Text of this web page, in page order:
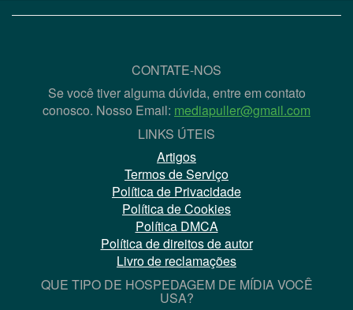
CONTATE-NOS
Se você tiver alguma dúvida, entre em contato
conosco. Nosso Email: mediapuller@gmail.com
LINKS ÚTEIS
Artigos
Termos de Serviço
Política de Privacidade
Política de Cookies
Política DMCA
Política de direitos de autor
Livro de reclamações
QUE TIPO DE HOSPEDAGEM DE MÍDIA VOCÊ
USA?